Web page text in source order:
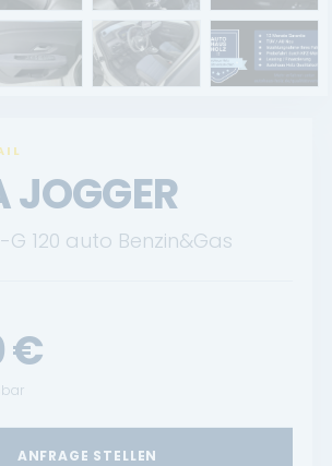
Landau
120 auto Benzin&Gas
€
ANFRAGE STELLEN